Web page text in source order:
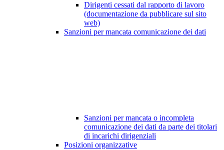
Dirigenti cessati dal rapporto di lavoro
(documentazione da pubblicare sul sito
web)
Sanzioni per mancata comunicazione dei dati
Sanzioni per mancata o incompleta
comunicazione dei dati da parte dei titolari
di incarichi dirigenziali
Posizioni organizzative